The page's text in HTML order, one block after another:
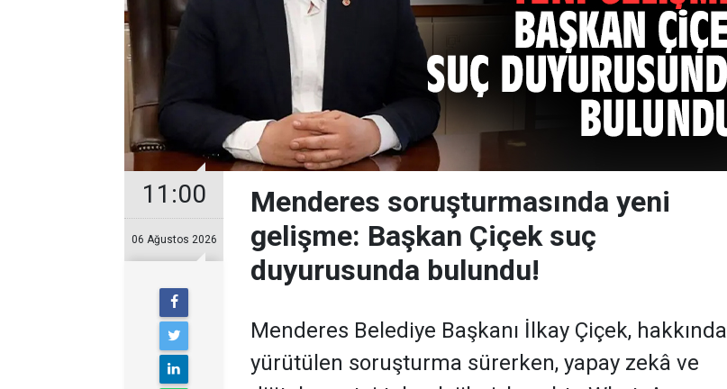
11:00
06 Ağustos 2026
Menderes soruşturmasında yeni
gelişme: Başkan Çiçek suç
duyurusunda bulundu!
Menderes Belediye Başkanı İlkay Çiçek, hakkında
yürütülen soruşturma sürerken, yapay zekâ ve